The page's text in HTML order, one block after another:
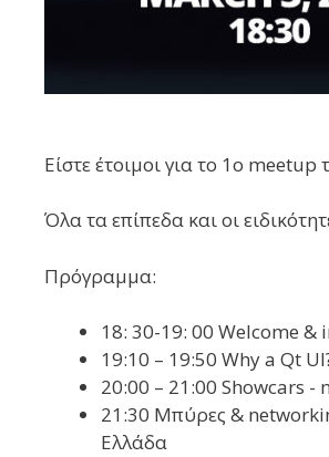
Είστε έτοιμοι για το 1ο
Όλα τα επίπεδα και οι
Πρόγραμμα:
18: 30-19: 00 Welcome &
19:10 – 19:50 Why a Qt
20:00 – 21:00 Showcars
21:30 Μπύρες &
Ελλάδα